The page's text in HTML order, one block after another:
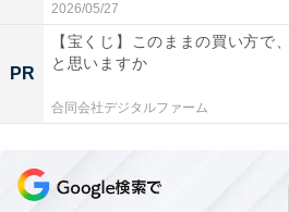
第2位：「ローソン」（93票）
2026/05/27
PR
【宝くじ】このままの買い方で
と思いますか
合同会社デジタルファーム